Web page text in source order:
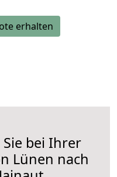
erhalten
bei Ihrer
Lünen nach